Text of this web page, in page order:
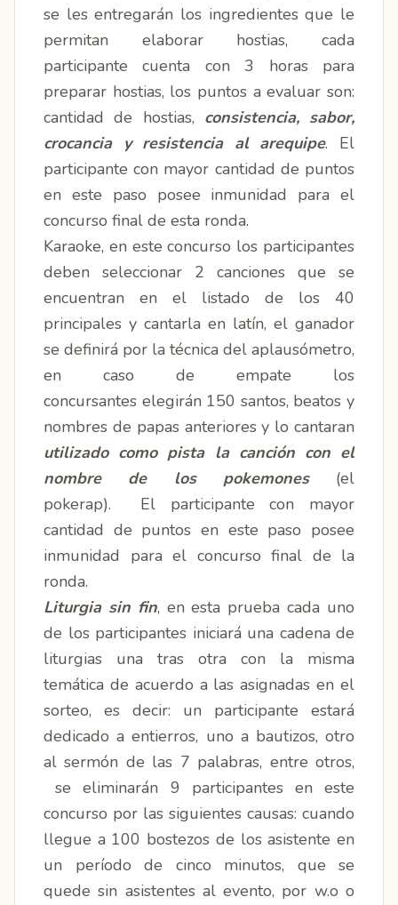
se les entregarán los ingredientes que le
permitan elaborar hostias, cada
participante cuenta con 3 horas para
preparar hostias, los puntos a evaluar son:
cantidad de hostias, consistencia, sabor,
crocancia y resistencia al arequipe. El
participante con mayor cantidad de puntos
en este paso posee inmunidad para el
concurso final de esta ronda.
Karaoke, en este concurso los participantes
deben seleccionar 2 canciones que se
encuentran en el listado de los 40
principales y cantarla en latín, el ganador
se definirá por la técnica del aplausómetro,
en caso de empate los
concursantes elegirán 150 santos, beatos y
nombres de papas anteriores y lo cantaran
utilizado como pista la canción con el
nombre de los pokemones(el
pokerap). El participante con mayor
cantidad de puntos en este paso posee
inmunidad para el concurso final de la
ronda.
Liturgia sin fin, en esta prueba cada uno
de los participantes iniciará una cadena de
liturgias una tras otra con la misma
temática de acuerdo a las asignadas en el
sorteo, es decir: un participante estará
dedicado a entierros, uno a bautizos, otro
al sermón de las 7 palabras, entre otros,
se eliminarán 9 participantes en este
concurso por las siguientes causas: cuando
llegue a 100 bostezos de los asistente en
un período de cinco minutos, que se
quede sin asistentes al evento, por w.o o